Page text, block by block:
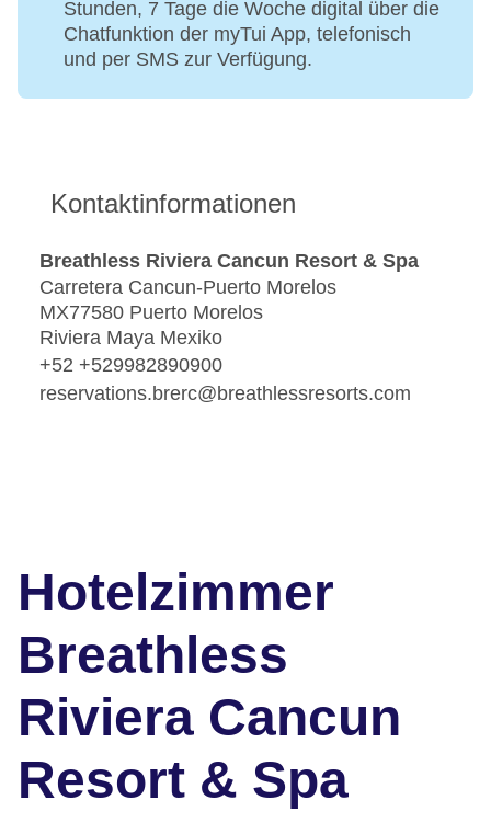
Stunden, 7 Tage die Woche digital über die
Chatfunktion der myTui App, telefonisch
und per SMS zur Verfügung.
Kontaktinformationen
Breathless Riviera Cancun Resort & Spa
Carretera Cancun-Puerto Morelos
MX77580 Puerto Morelos
Riviera Maya Mexiko
+52 +529982890900
reservations.brerc@breathlessresorts.com
Hotelzimmer
Breathless
Riviera Cancun
Resort & Spa